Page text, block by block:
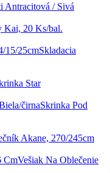
Antracitová / Sivá
Kai, 20 Ks/bal.
Skladacia
Star
Skrinka Pod
Akane, 270/245cm
Vešiak Na Oblečenie